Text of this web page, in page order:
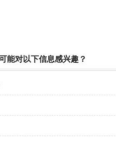
能对以下信息感兴趣？